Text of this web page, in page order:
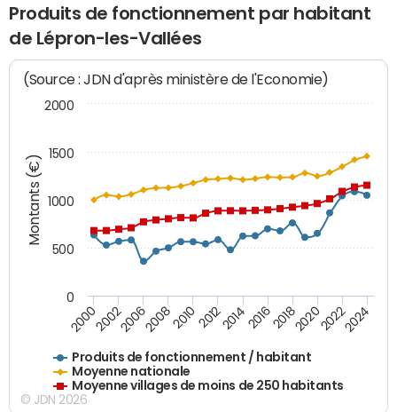
Produits de fonctionnement par habitant
de Lépron-les-Vallées
Montants (€)
(Source : JDN d'après ministère de l'Economie)
Produits de fonctionnement / habitant
Moyenne nationale
Moyenne villages de moins de 250 habitants
200020022006200820102012201420162018202020222024
500
1000
1500
0
2000
© JDN 2026